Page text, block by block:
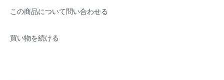
この商品について問い合わせる
買い物を続ける